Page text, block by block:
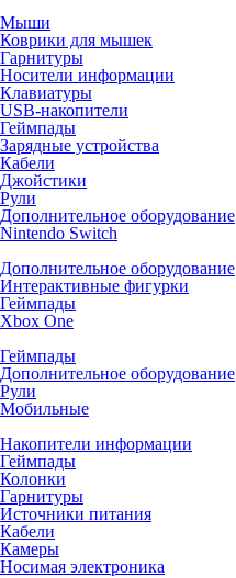
Мыши
Коврики для мышек
Гарнитуры
Носители информации
Клавиатуры
USB-накопители
Геймпады
Зарядные устройства
Кабели
Джойстики
Рули
Дополнительное оборудование
Nintendo Switch
Дополнительное оборудование
Интерактивные фигурки
Геймпады
Xbox One
Геймпады
Дополнительное оборудование
Рули
Мобильные
Накопители информации
Геймпады
Колонки
Гарнитуры
Источники питания
Кабели
Камеры
Носимая электроника